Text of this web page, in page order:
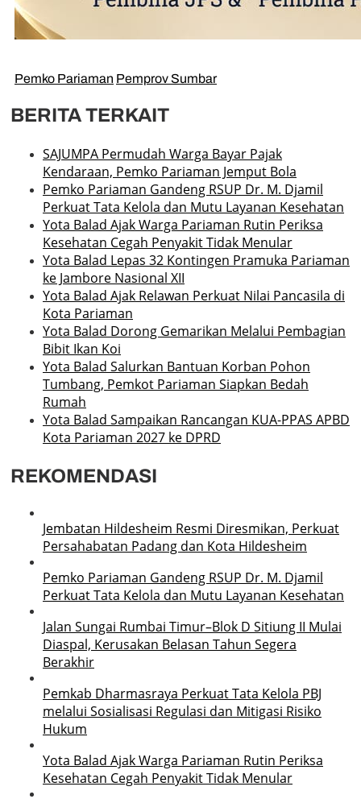
Pemko Pariaman Pemprov Sumbar
BERITA TERKAIT
SAJUMPA Permudah Warga Bayar Pajak
Kendaraan, Pemko Pariaman Jemput Bola
Pemko Pariaman Gandeng RSUP Dr. M. Djamil
Perkuat Tata Kelola dan Mutu Layanan Kesehatan
Yota Balad Ajak Warga Pariaman Rutin Periksa
Kesehatan Cegah Penyakit Tidak Menular
Yota Balad Lepas 32 Kontingen Pramuka Pariaman
ke Jambore Nasional XII
Yota Balad Ajak Relawan Perkuat Nilai Pancasila di
Kota Pariaman
Yota Balad Dorong Gemarikan Melalui Pembagian
Bibit Ikan Koi
Yota Balad Salurkan Bantuan Korban Pohon
Tumbang, Pemkot Pariaman Siapkan Bedah
Rumah
Yota Balad Sampaikan Rancangan KUA-PPAS APBD
Kota Pariaman 2027 ke DPRD
REKOMENDASI
Jembatan Hildesheim Resmi Diresmikan, Perkuat
Persahabatan Padang dan Kota Hildesheim
Pemko Pariaman Gandeng RSUP Dr. M. Djamil
Perkuat Tata Kelola dan Mutu Layanan Kesehatan
Jalan Sungai Rumbai Timur–Blok D Sitiung II Mulai
Diaspal, Kerusakan Belasan Tahun Segera
Berakhir
Pemkab Dharmasraya Perkuat Tata Kelola PBJ
melalui Sosialisasi Regulasi dan Mitigasi Risiko
Hukum
Yota Balad Ajak Warga Pariaman Rutin Periksa
Kesehatan Cegah Penyakit Tidak Menular